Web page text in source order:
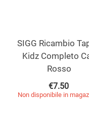
SIGG Ricambio
Kidz Completo
Rosso
€7.50
Non disponibile in